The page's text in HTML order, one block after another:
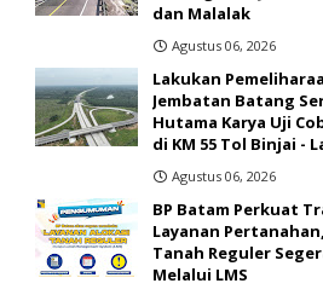
dan Malalak
Agustus 06, 2026
Lakukan
Jembatan Batang
Hutama Karya Uji
di KM 55 Tol Binjai -
Agustus 06, 2026
BP Batam Perkuat
Layanan
Tanah Reguler
Melalui LMS